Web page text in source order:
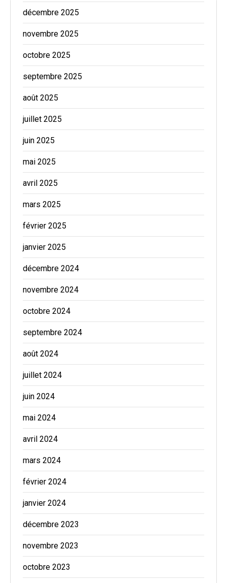
décembre 2025
novembre 2025
octobre 2025
septembre 2025
août 2025
juillet 2025
juin 2025
mai 2025
avril 2025
mars 2025
février 2025
janvier 2025
décembre 2024
novembre 2024
octobre 2024
septembre 2024
août 2024
juillet 2024
juin 2024
mai 2024
avril 2024
mars 2024
février 2024
janvier 2024
décembre 2023
novembre 2023
octobre 2023